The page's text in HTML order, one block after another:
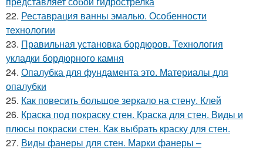
22. Реставрация ванны эмалью. Особенности
технологии
23. Правильная установка бордюров. Технология
укладки бордюрного камня
24. Опалубка для фундамента это. Материалы для
опалубки
25. Как повесить большое зеркало на стену. Клей
26. Краска под покраску стен. Краска для стен. Виды и
плюсы покраски стен. Как выбрать краску для стен.
27. Виды фанеры для стен. Марки фанеры –